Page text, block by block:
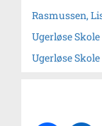
Rasmussen,
Ugerløse Skole
Ugerløse Skole